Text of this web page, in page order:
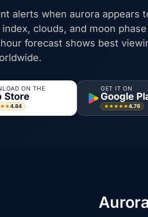
alerts when aurora appears
index, clouds, and moon
forecast shows best
ON THE
Store
4.84
GET IT ON
Google
★★★★★4.76